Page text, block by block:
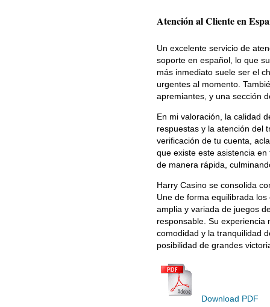
Atención al Cliente en
Un excelente servicio de
soporte en español, lo que
más inmediato suele ser el
urgentes al momento.
apremiantes, y una sección
En mi valoración, la calidad
respuestas y la atención del
verificación de tu cuenta,
que existe este asistencia
de manera rápida,
Harry Casino se consolida
Une de forma equilibrada
amplia y variada de juegos
responsable. Su
comodidad y la tranquilidad
posibilidad de grandes
Download PDF